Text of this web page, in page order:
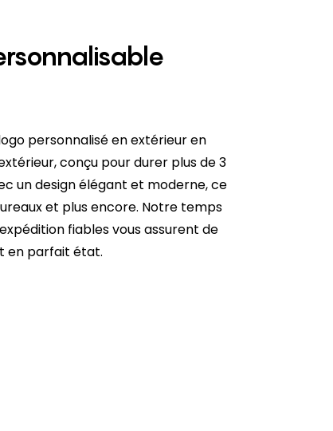
personnalisé en extérieur en
conçu pour durer plus de 3
un design élégant et moderne, ce
et plus encore. Notre temps
fiables vous assurent de
en parfait état.